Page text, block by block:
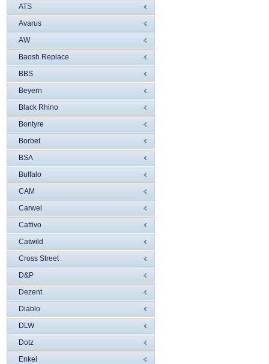
ATS
Avarus
AW
Baosh Replace
BBS
Beyern
Black Rhino
Bontyre
Borbet
BSA
Buffalo
CAM
Carwel
Cattivo
Catwild
Cross Street
D&P
Dezent
Diablo
DLW
Dotz
Enkei